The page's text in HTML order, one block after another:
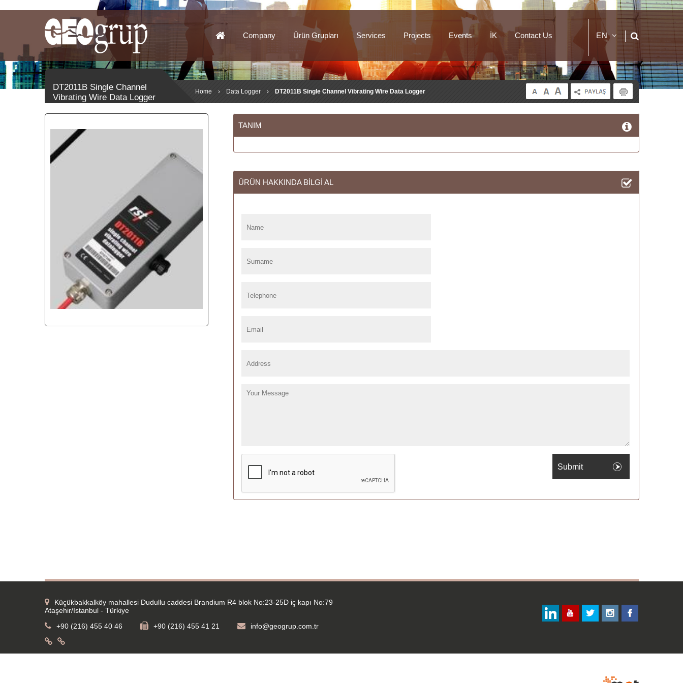
EN
TR
Company Ürün Grupları Services Projects Events İK Contact Us
DT2011B Single Channel
Vibrating Wire Data Logger
Home › Data Logger › DT2011B Single Channel Vibrating Wire Data Logger
TANIM
ÜRÜN HAKKINDA BİLGİ AL
Küçükbakkalköy mahallesi Dudullu caddesi Brandium R4 blok No:23-25D iç kapı No:79
Ataşehir/İstanbul - Türkiye
+90 (216) 455 40 46
+90 (216) 455 41 21 info@geogrup.com.tr